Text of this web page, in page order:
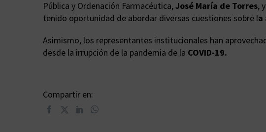
Pública y Ordenación Farmacéutica,José María de Torres,
tenido oportunidad de abordar diversas cuestiones sobre la
Asimismo, los representantes institucionales han
desde la irrupción de la pandemia de la COVID-19.
Compartir en: